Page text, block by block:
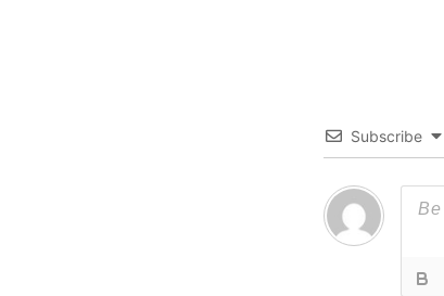
Subscribe